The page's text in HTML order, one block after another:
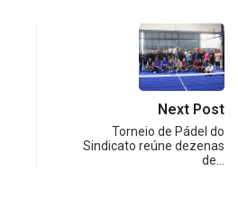
Next Post
Torneio de Pádel do
Sindicato reúne dezenas
de…